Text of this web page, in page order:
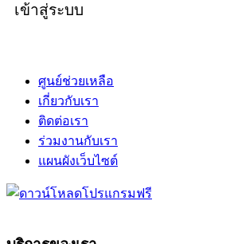
เข้าสู่ระบบ
ศูนย์ช่วยเหลือ
เกี่ยวกับเรา
ติดต่อเรา
ร่วมงานกับเรา
แผนผังเว็บไซต์